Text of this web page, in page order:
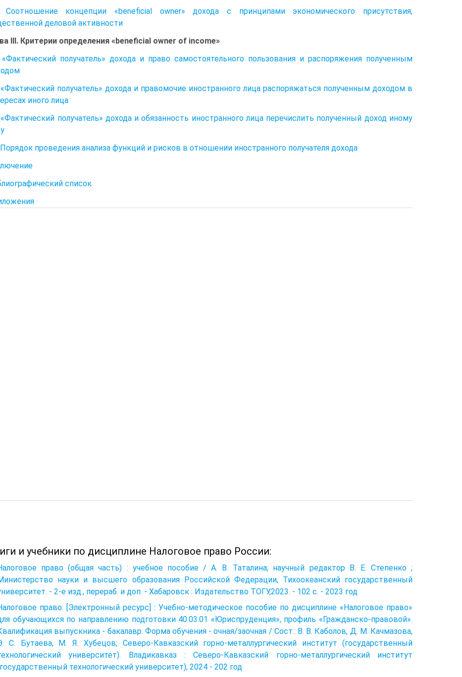
Соотношение концепции «beneficial owner» дохода с принципами экономического присутствия,
деловой активности
III. Критерии определения «beneficial owner of income»
получатель» дохода и право самостоятельного пользования и распоряжения полученным
получатель» дохода и правомочие иностранного лица распоряжаться полученным доходом в
иного лица
получатель» дохода и обязанность иностранного лица перечислить полученный доход иному
проведения анализа функций и рисков в отношении иностранного получателя дохода
список
и учебники по дисциплине Налоговое право России:
право (общая часть) : учебное пособие / А. В. Таталина; научный редактор В. Е. Степенко ;
науки и высшего образования Российской Федерации, Тихоокеанский государственный
- 2-е изд., перераб. и доп. - Хабаровск : Издательство ТОГУ,2023. - 102 с. - 2023 год
право: [Электронный ресурс] : Учебно-методи­ческое пособие по дисциплине «Налоговое право»
обучающих­ся по направлению подготовки 40.03.01 «Юриспруденция», про­филь «Гражданско-правовой».
выпускника - бака­лавр. Форма обучения - очная/заочная / Сост.: В. В. Каболов, Д. М. Качмазова,
С. Бутаева, М. Я. Хубецов; Северо-Кавказский горно-металлургический институт (государственный
университет). Владикавказ : Северо-Кавказский горно-металлургический инсти­тут
технологический университет), 2024 - 202 год